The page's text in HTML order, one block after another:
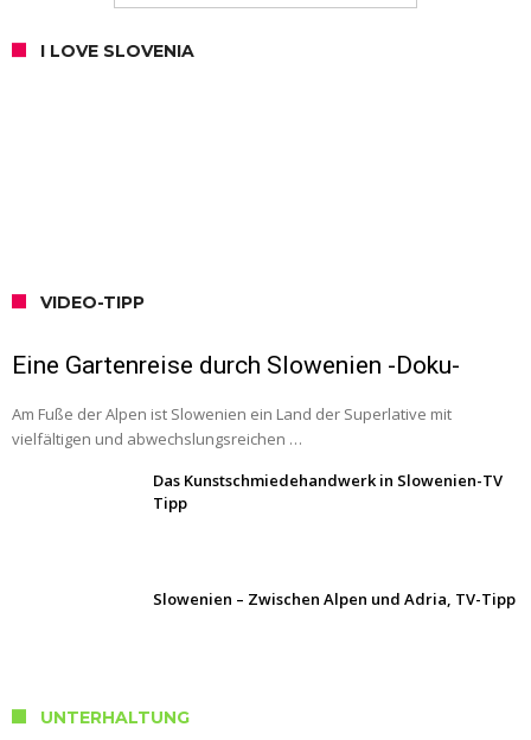
I LOVE SLOVENIA
VIDEO-TIPP
Eine Gartenreise durch Slowenien -Doku-
Am Fuße der Alpen ist Slowenien ein Land der Superlative mit
vielfältigen und abwechslungsreichen …
Das Kunstschmiedehandwerk in Slowenien-TV
Tipp
Slowenien – Zwischen Alpen und Adria, TV-Tipp
UNTERHALTUNG